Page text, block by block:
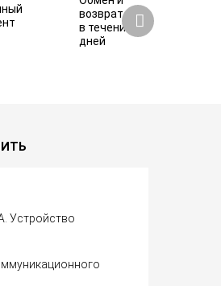
возврат
в течение 7
дней
Устройство